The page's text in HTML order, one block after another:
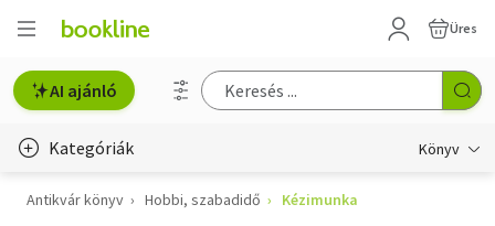
Üres
AI ajánló
Kategóriák Könyv
Életmód, egészség
Antikvár könyv Hobbi, szabadidő Kézimunka